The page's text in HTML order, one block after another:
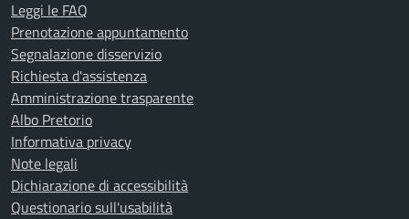
Leggi le FAQ
Prenotazione appuntamento
Segnalazione disservizio
Richiesta d'assistenza
Amministrazione trasparente
Albo Pretorio
Informativa privacy
Note legali
Dichiarazione di accessibilità
Questionario sull'usabilità